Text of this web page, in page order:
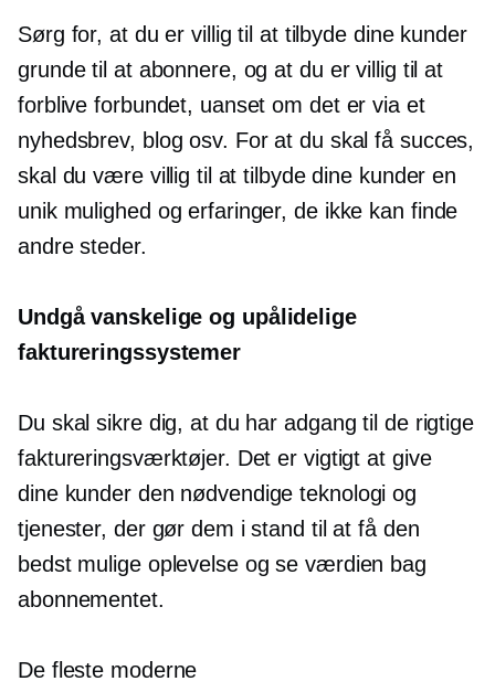
Sørg for, at du er villig til at tilbyde dine kunder
grunde til at abonnere, og at du er villig til at
forblive forbundet, uanset om det er via et
nyhedsbrev, blog osv. For at du skal få succes,
skal du være villig til at tilbyde dine kunder en
unik mulighed og erfaringer, de ikke kan finde
andre steder.
Undgå vanskelige og upålidelige
faktureringssystemer
Du skal sikre dig, at du har adgang til de rigtige
faktureringsværktøjer. Det er vigtigt at give
dine kunder den nødvendige teknologi og
tjenester, der gør dem i stand til at få den
bedst mulige oplevelse og se værdien bag
abonnementet.
De fleste moderne